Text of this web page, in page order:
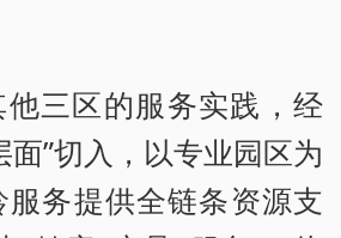
三区的服务实践，经
面”切入，以专业园区为
务提供全链条资源支